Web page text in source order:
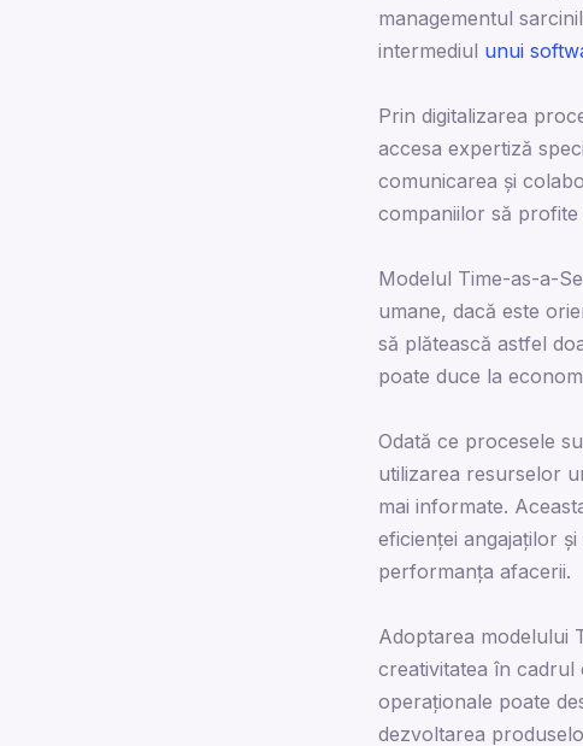
managementul
intermediul unui
Prin digitalizarea
accesa expertiză
comunicarea și
companiilor să
Modelul Time-as-a-
umane, dacă este
să plătească astfel
poate duce la
Odată ce procesele
utilizarea resurselor
mai informate.
eficienței angajaților
performanța afacerii.
Adoptarea modelului
creativitatea în cadrul
operaționale poate
dezvoltarea